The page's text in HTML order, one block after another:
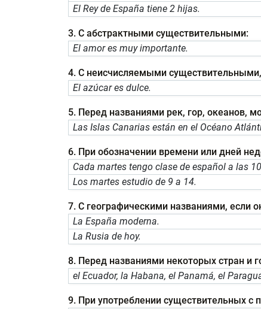
El Rey de España tiene 2 hijas.
3. С абстрактными существительными:
El amor es muy importante.
4. С неисчисляемыми
El azúcar es dulce.
5. Перед названиями рек, гор, океанов,
Las Islas Canarias están en el Océano
6. При обозначении времени или дней
Cada martes tengo clase de español a las
Los martes estudio de 9 a 14.
7. С географическими названиями, если
La España moderna.
La Rusia de hoy.
8. Перед названиями некоторых стран и
el Ecuador, la Habana, el Panamá, el
9. При употреблении существительных